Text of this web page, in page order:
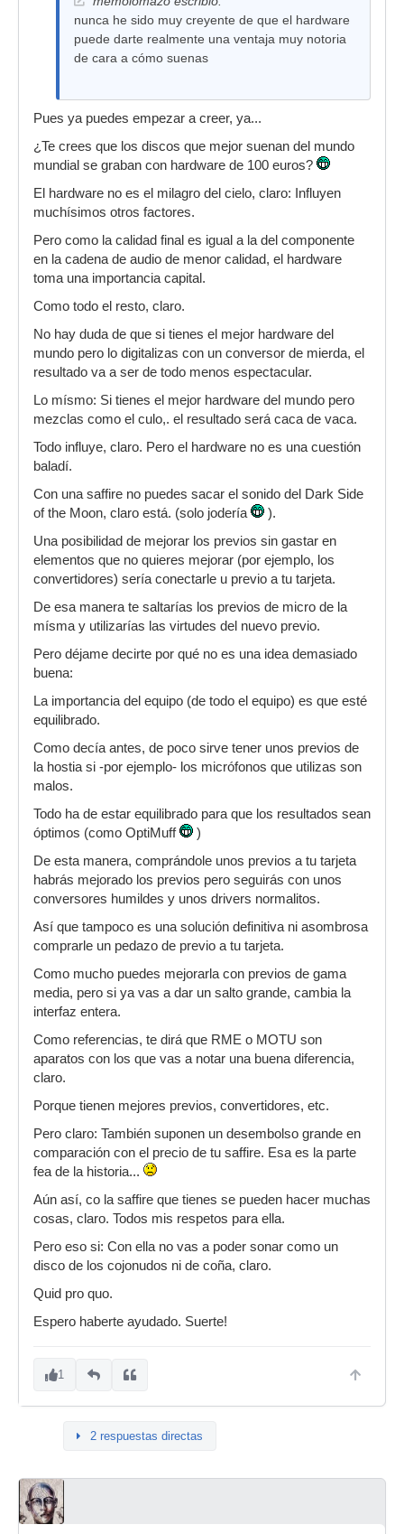
nunca he sido muy creyente de que el hardware
puede darte realmente una ventaja muy notoria
de cara a cómo suenas
Pues ya puedes empezar a creer, ya...
¿Te crees que los discos que mejor suenan del mundo
mundial se graban con hardware de 100 euros?
El hardware no es el milagro del cielo, claro: Influyen
muchísimos otros factores.
Pero como la calidad final es igual a la del componente
en la cadena de audio de menor calidad, el hardware
toma una importancia capital.
Como todo el resto, claro.
No hay duda de que si tienes el mejor hardware del
mundo pero lo digitalizas con un conversor de mierda, el
resultado va a ser de todo menos espectacular.
Lo mísmo: Si tienes el mejor hardware del mundo pero
mezclas como el culo,. el resultado será caca de vaca.
Todo influye, claro. Pero el hardware no es una cuestión
baladí.
Con una saffire no puedes sacar el sonido del Dark Side
of the Moon, claro está. (solo jodería
).
Una posibilidad de mejorar los previos sin gastar en
elementos que no quieres mejorar (por ejemplo, los
convertidores) sería conectarle u previo a tu tarjeta.
De esa manera te saltarías los previos de micro de la
mísma y utilizarías las virtudes del nuevo previo.
Pero déjame decirte por qué no es una idea demasiado
buena:
La importancia del equipo (de todo el equipo) es que esté
equilibrado.
Como decía antes, de poco sirve tener unos previos de
la hostia si -por ejemplo- los micrófonos que utilizas son
malos.
Todo ha de estar equilibrado para que los resultados sean
óptimos (como OptiMuff
)
De esta manera, comprándole unos previos a tu tarjeta
habrás mejorado los previos pero seguirás con unos
conversores humildes y unos drivers normalitos.
Así que tampoco es una solución definitiva ni asombrosa
comprarle un pedazo de previo a tu tarjeta.
Como mucho puedes mejorarla con previos de gama
media, pero si ya vas a dar un salto grande, cambia la
interfaz entera.
Como referencias, te dirá que RME o MOTU son
aparatos con los que vas a notar una buena diferencia,
claro.
Porque tienen mejores previos, convertidores, etc.
Pero claro: También suponen un desembolso grande en
comparación con el precio de tu saffire. Esa es la parte
fea de la historia...
Aún así, co la saffire que tienes se pueden hacer muchas
cosas, claro. Todos mis respetos para ella.
Pero eso si: Con ella no vas a poder sonar como un
disco de los cojonudos ni de coña, claro.
Quid pro quo.
Espero haberte ayudado. Suerte!
1
2 respuestas directas